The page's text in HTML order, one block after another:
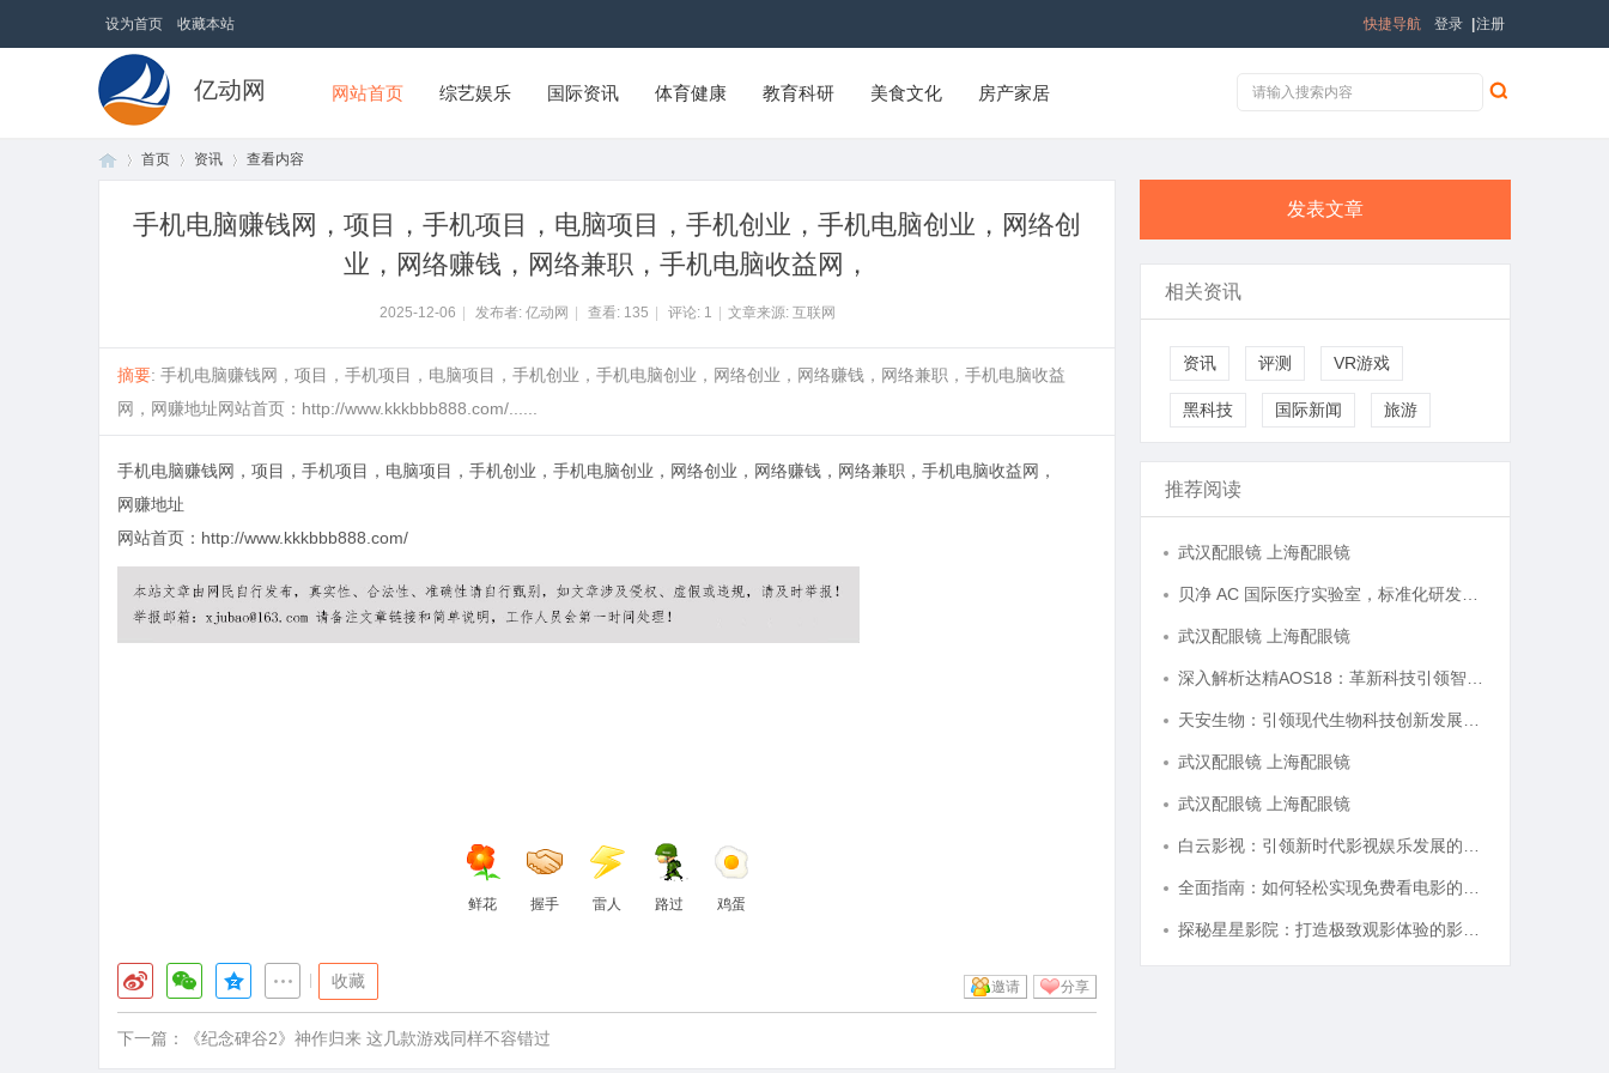
设为首页 收藏本站 登录 注册
快捷导航
亿动网 网站首页 综艺娱乐 国际资讯 体育健康 教育科研 美食文化 房产家居
首页 资讯 查看内容
手机电脑赚钱网，项目，手机项目，电脑项目，手机创业，手机电脑创业，网络创
业，网络赚钱，网络兼职，手机电脑收益网，
2025-12-06 发布者: 亿动网 查看: 135 评论: 1 文章来源: 互联网
摘要: 手机电脑赚钱网，项目，手机项目，电脑项目，手机创业，手机电脑创业，网络创业，网络赚钱，网络兼职，手机电脑收益
网，网赚地址网站首页：http://www.kkkbbb888.com/......
手机电脑赚钱网，项目，手机项目，电脑项目，手机创业，手机电脑创业，网络创业，网络赚钱，网络兼职，手机电脑收益网，
网赚地址
网站首页：http://www.kkkbbb888.com/
鲜花 握手 雷人 路过 鸡蛋
收藏 分享
邀请
下一篇： 《纪念碑谷2》神作归来 这几款游戏同样不容错过
发表文章
相关资讯
资讯 评测 VR游戏
黑科技 国际新闻 旅游
推荐阅读
武汉配眼镜 上海配眼镜
武汉配眼镜 上海配眼镜
武汉配眼镜 上海配眼镜
武汉配眼镜 上海配眼镜